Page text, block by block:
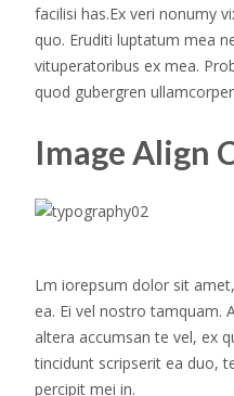
facilisi has.Ex veri nonumy
quo. Eruditi luptatum mea
vituperatoribus ex mea.
quod gubergren
Image Align
Lm iorepsum dolor sit
ea. Ei vel nostro tamquam.
altera accumsan te vel, ex
tincidunt scripserit ea duo,
percipit mei in.